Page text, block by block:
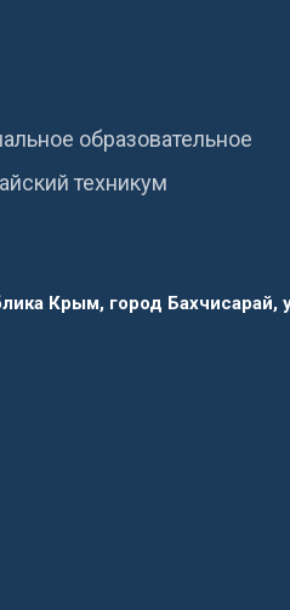
образовательное
техникум
Крым, город Бахчисарай,